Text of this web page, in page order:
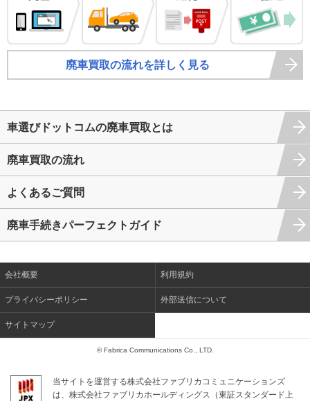
廃車買取の流れを詳しく見る
車選びドットコムの廃車買取とは
廃車買取の流れ
よくあるご質問
廃車手続きパーフェクトガイド
会社概要 利用規約
プライバシーポリシー 外部送信について
サイトマップ
© Fabrica Communications Co., LTD.
当サイトを運営する株式会社ファブリカコミュニケーションズ
は、株式会社ファブリカホールディングス（東証スタンダード上